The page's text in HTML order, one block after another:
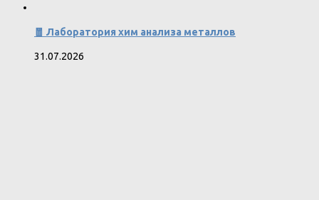
🧧 Лаборатория хим анализа металлов
31.07.2026